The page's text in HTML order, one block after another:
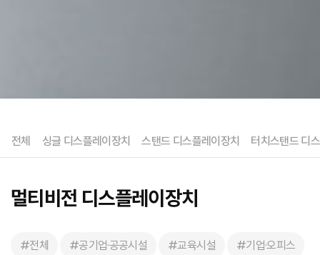
전체 싱글 디스플레이장치 스탠드 디스플레이장치 터치스탠드 디
멀티비전 디스플레이장치
#전체 #공기업·공공시설 #교육시설
#기업·오피스